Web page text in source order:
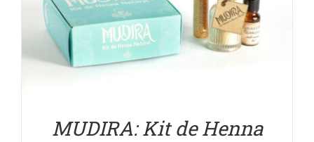
DETALLES
MUDIRA: Kit de Henna